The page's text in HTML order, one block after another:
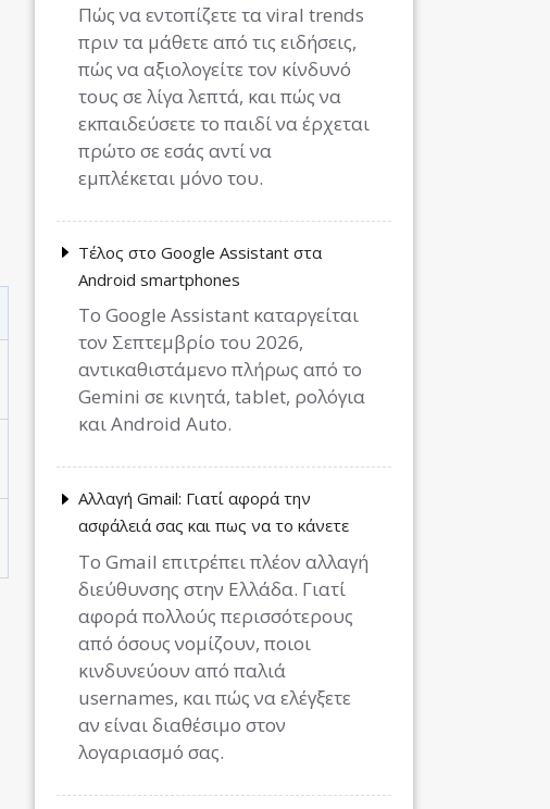
Πώς να εντοπίζετε τα viral trends
πριν τα μάθετε από τις ειδήσεις,
πώς να αξιολογείτε τον κίνδυνό
τους σε λίγα λεπτά, και πώς να
εκπαιδεύσετε το παιδί να έρχεται
πρώτο σε εσάς αντί να
εμπλέκεται μόνο του.
Τέλος στο Google Assistant στα
Android smartphones
Το Google Assistant καταργείται
τον Σεπτεμβρίο του 2026,
αντικαθιστάμενο πλήρως από το
Gemini σε κινητά, tablet, ρολόγια
και Android Auto.
Αλλαγή Gmail: Γιατί αφορά την
ασφάλειά σας και πως να το κάνετε
Το Gmail επιτρέπει πλέον αλλαγή
διεύθυνσης στην Ελλάδα. Γιατί
αφορά πολλούς περισσότερους
από όσους νομίζουν, ποιοι
κινδυνεύουν από παλιά
usernames, και πώς να ελέγξετε
αν είναι διαθέσιμο στον
λογαριασμό σας.